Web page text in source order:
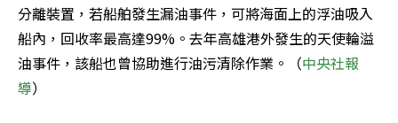
分離裝置，若船舶發生漏油事件，可將海面上的浮油吸入
船內，回收率最高達99%。去年高雄港外發生的天使輪溢
油事件，該船也曾協助進行油污清除作業。（中央社報
導）